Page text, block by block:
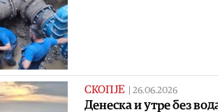
СКОПЈЕ | 26.06.2026
Денеска и утре без